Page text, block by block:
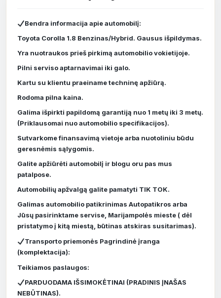
Bendra informacija apie automobilį:
Toyota Corolla 1.8 Benzinas/Hybrid. Gausus išpildymas.
Yra nuotraukos prieš pirkimą automobilio vokietijoje.
Pilni serviso aptarnavimai iki galo.
Kartu su klientu praeiname techninę apžiūrą.
Rodoma pilna kaina.
Galima išpirkti papildomą garantiją nuo 1 metų iki 3 metų.
(Priklausomai nuo automobilio specifikacijos).
Sutvarkome finansavimą vietoje arba nuotoliniu būdu
geresnėmis sąlygomis.
Galite apžiūrėti automobilį ir blogu oru pas mus
patalpose.
Automobilių apžvalgą galite pamatyti TIK TOK.
Galimas automobilio patikrinimas Autopatikros arba
Jūsų pasirinktame servise, Marijampolės mieste ( dėl
pristatymo į kitą miestą, būtinas atskiras susitarimas).
Transporto priemonės Pagrindinė įranga
(komplektacija):
Teikiamos paslaugos:
PARDUODAMA IŠSIMOKĖTINAI (PRADINIS ĮNAŠAS
NEBŪTINAS).